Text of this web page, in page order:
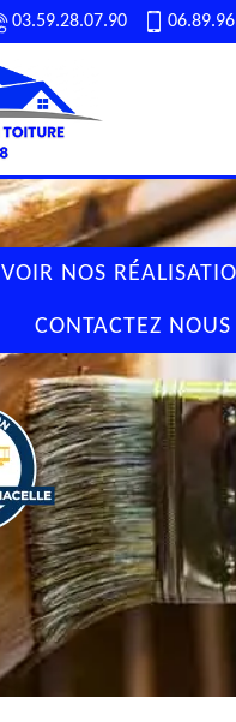
03.59.28.07.90
VOIR NOS
CONTACTEZ NOUS